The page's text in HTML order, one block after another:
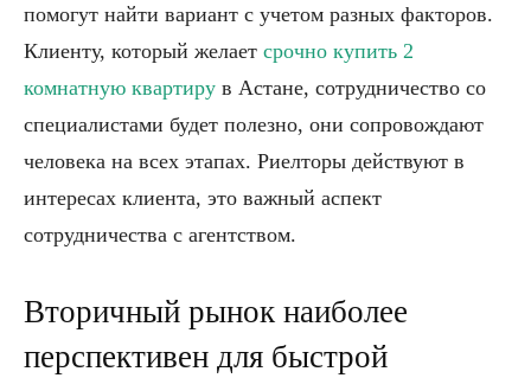
помогут найти вариант с учетом разных факторов.
Клиенту, который желает срочно купить 2
комнатную квартиру в Астане, сотрудничество со
специалистами будет полезно, они сопровождают
человека на всех этапах. Риелторы действуют в
интересах клиента, это важный аспект
сотрудничества с агентством.
Вторичный рынок наиболее
перспективен для быстрой